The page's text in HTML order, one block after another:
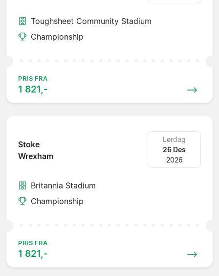
Toughsheet Community Stadium
Championship
PRIS FRA
1 821,-
Stoke
Wrexham
Lørdag
26 Des
2026
Britannia Stadium
Championship
PRIS FRA
1 821,-